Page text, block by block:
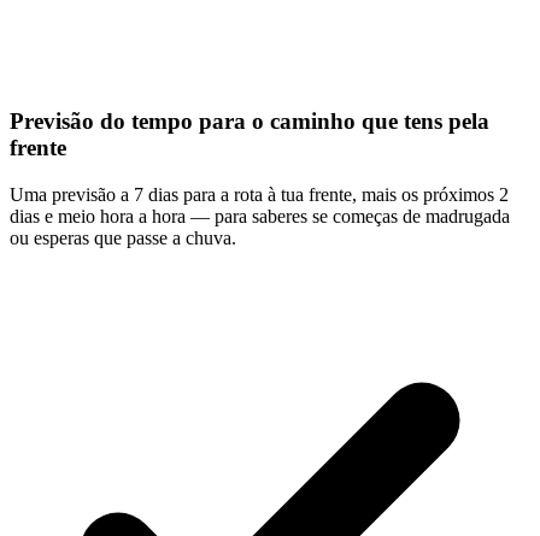
Previsão do tempo para o caminho que tens pela
frente
Uma previsão a 7 dias para a rota à tua frente, mais os próximos 2
dias e meio hora a hora — para saberes se começas de madrugada
ou esperas que passe a chuva.